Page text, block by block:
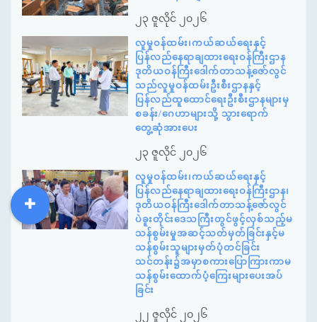
၂၃ ဇူလိုင် ၂၀၂၆
လူမှုဝန်ထမ်း၊ကယ်ဆယ်ရေးနှင့်
ပြန်လည်နေရာချထားရေးဝန်ကြီးဌာန
ဒုတိယဝန်ကြီးဒေါက်တာသန့်ဇော်လွင်
သည်လူမှုဝန်ထမ်းဦးစီးဌာနနှင့်
ပြန်လည်ထူထောင်ရေးဦးစီးဌာနများမှ
စခန်း/ဂေဟာများသို့ သွားရောက်
တွေ့ဆုံအားပေး
၂၃ ဇူလိုင် ၂၀၂၆
လူမှုဝန်ထမ်း၊ကယ်ဆယ်ရေးနှင့်
ပြန်လည်နေရာချထားရေးဝန်ကြီးဌာန၊
ဒုတိယဝန်ကြီးဒေါက်တာသန့်ဇော်လွင်
ပဲခူးတိုင်းဒေသကြီးတွင်ဖွင့်လှစ်သည့်မ
သန်စွမ်းမှုအဆင့်သတ်မှတ်ခြင်းနှင့်မ
သန်စွမ်းသူများမှတ်ပုံတင်ခြင်း
သင်တန်း၌အမှာစကားပြောကြားကာမ
သန်စွမ်းထောက်ပံ့ကြေးများပေးအပ်
ခြင်း
၂၂ ဇူလိုင် ၂၀၂၆